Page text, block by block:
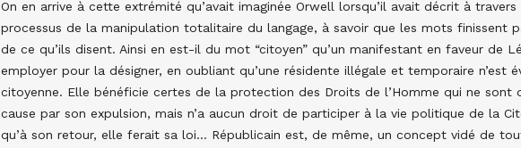
On en arrive à cette extrémité qu’avait imaginée Orwell lorsqu’il avait décrit à travers
processus de la manipulation totalitaire du langage, à savoir que les mots finissent
de ce qu’ils disent. Ainsi en est-il du mot “citoyen” qu’un manifestant en faveur de
employer pour la désigner, en oubliant qu’une résidente illégale et temporaire n’est
citoyenne. Elle bénéficie certes de la protection des Droits de l’Homme qui ne sont
cause par son expulsion, mais n’a aucun droit de participer à la vie politique de la
qu’à son retour, elle ferait sa loi… Républicain est, de même, un concept vidé de